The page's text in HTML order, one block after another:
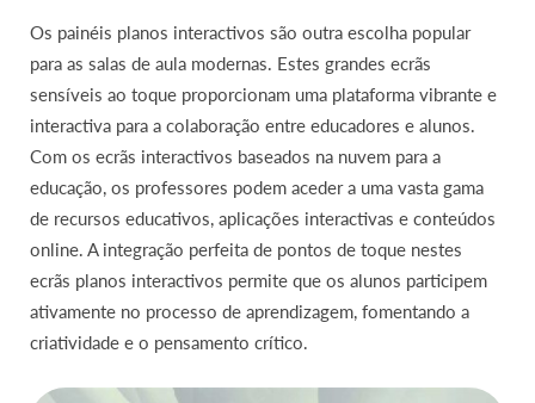
Os painéis planos interactivos são outra escolha popular
para as salas de aula modernas. Estes grandes ecrãs
sensíveis ao toque proporcionam uma plataforma vibrante e
interactiva para a colaboração entre educadores e alunos.
Com os ecrãs interactivos baseados na nuvem para a
educação, os professores podem aceder a uma vasta gama
de recursos educativos, aplicações interactivas e conteúdos
online. A integração perfeita de pontos de toque nestes
ecrãs planos interactivos permite que os alunos participem
ativamente no processo de aprendizagem, fomentando a
criatividade e o pensamento crítico.